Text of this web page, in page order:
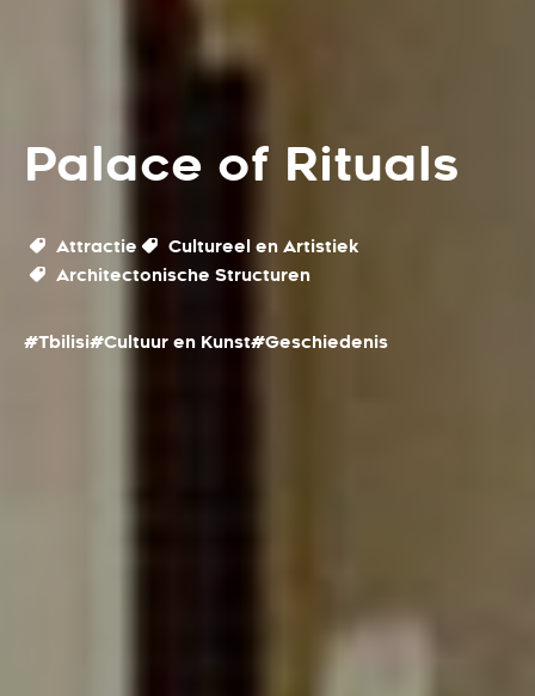
Palace of Rituals
Attractie
Cultureel en Artistiek
Architectonische Structuren
#Tbilisi#Cultuur en Kunst#Geschiedenis